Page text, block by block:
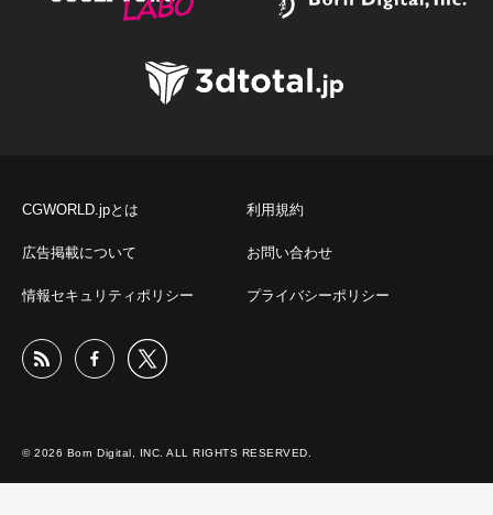
CGWORLD.jpとは 利用規約
広告掲載について お問い合わせ
情報セキュリティポリシー プライバシーポリシー
© 2026 Born Digital, INC. ALL RIGHTS RESERVED.